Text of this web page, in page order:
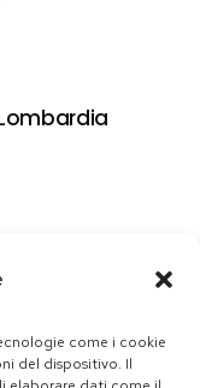
come i cookie
del dispositivo. Il